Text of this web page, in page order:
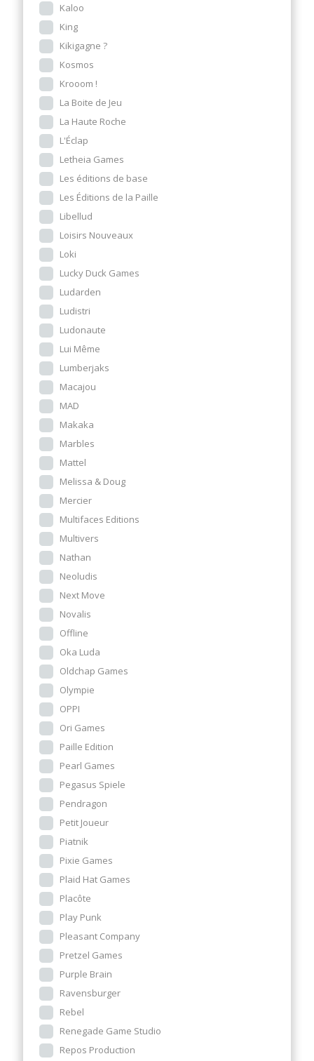
Kaloo
King
Kikigagne ?
Kosmos
Krooom !
La Boite de Jeu
La Haute Roche
L'Éclap
Letheia Games
Les éditions de base
Les Éditions de la Paille
Libellud
Loisirs Nouveaux
Loki
Lucky Duck Games
Ludarden
Ludistri
Ludonaute
Lui Même
Lumberjaks
Macajou
MAD
Makaka
Marbles
Mattel
Melissa & Doug
Mercier
Multifaces Editions
Multivers
Nathan
Neoludis
Next Move
Novalis
Offline
Oka Luda
Oldchap Games
Olympie
OPPI
Ori Games
Paille Edition
Pearl Games
Pegasus Spiele
Pendragon
Petit Joueur
Piatnik
Pixie Games
Plaid Hat Games
Placôte
Play Punk
Pleasant Company
Pretzel Games
Purple Brain
Ravensburger
Rebel
Renegade Game Studio
Repos Production